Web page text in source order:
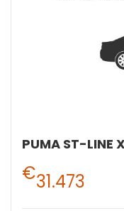
€31.473